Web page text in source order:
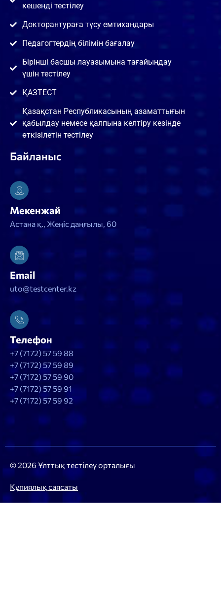
кешенді тестілеу
Докторантураға түсу емтихандары
Педагогтердің білімін бағалау
Бірінші басшы лауазымына тағайындау
үшін тестілеу
ҚАЗТЕСТ
Қазақстан Республикасының азаматтығын
қабылдау немесе қалпына келтіру кезінде
өткізілетін тестілеу
Байланыс
Мекенжай
Астана қ., Жеңіс даңғылы, 60
Email
uto@testcenter.kz
Телефон
+7 (7172) 57 59 88
+7 (7172) 57 59 89
+7 (7172) 57 59 90
+7 (7172) 57 59 91
+7 (7172) 57 59 92
© 2026 Ұлттық тестілеу орталығы
Құпиялық саясаты